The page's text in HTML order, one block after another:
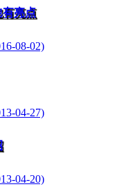
有亮点
08-02)
04-27)
04-20)